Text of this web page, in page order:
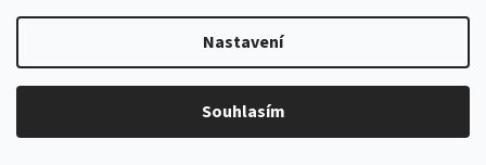
Nastavení
Souhlasím
Instagram